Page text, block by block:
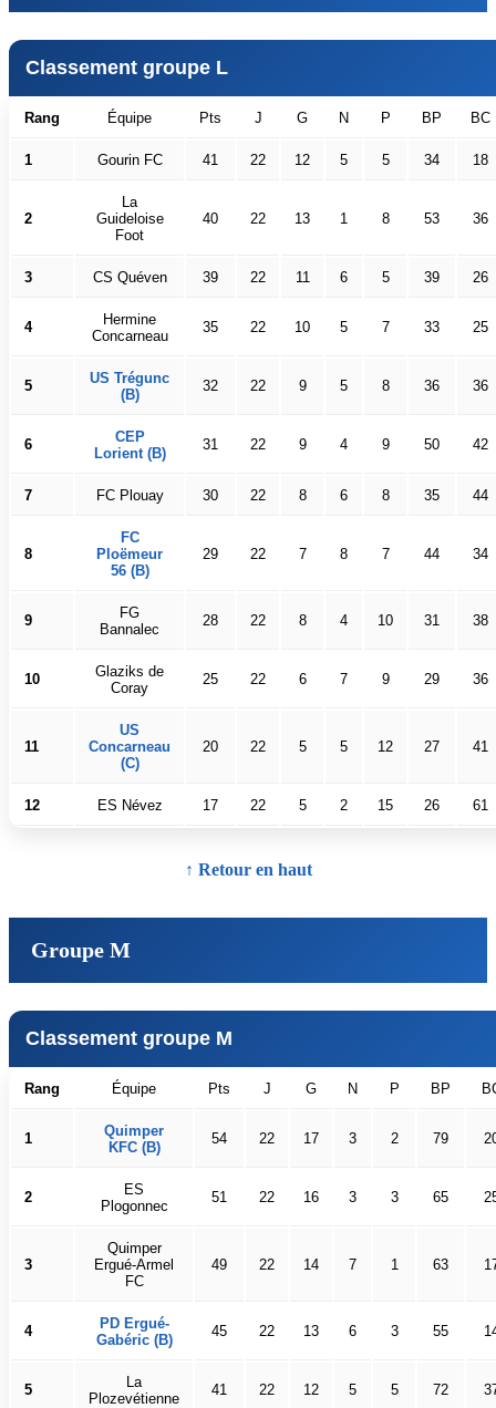
Classement groupe L
Rang Équipe Pts J G N P BP BC
1 Gourin FC 41 22 12 5 5 34 18
2
La
Guideloise
Foot
40 22 13 1 8 53 36
3 CS Quéven 39 22 11 6 5 39 26
4
Hermine
Concarneau
35 22 10 5 7 33 25
5
US Trégunc
(B)
32 22 9 5 8 36 36
6
CEP
Lorient (B)
31 22 9 4 9 50 42
7 FC Plouay 30 22 8 6 8 35 44
8
FC
Ploëmeur
56 (B)
29 22 7 8 7 44 34
9
FG
Bannalec
28 22 8 4 10 31 38
10
Glaziks de
Coray
25 22 6 7 9 29 36
11
US
Concarneau
(C)
20 22 5 5 12 27 41
12 ES Névez 17 22 5 2 15 26 61
↑ Retour en haut
Groupe M
Classement groupe M
Rang Équipe Pts J G N P BP
1
Quimper
KFC (B)
54 22 17 3 2 79
2
ES
Plogonnec
51 22 16 3 3 65
3
Quimper
Ergué-Armel
FC
49 22 14 7 1 63
4
PD Ergué-
Gabéric (B)
45 22 13 6 3 55
5
La
Plozevétienne
41 22 12 5 5 72